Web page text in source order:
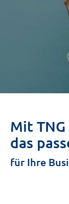
Mit TNG
das
für Ihre